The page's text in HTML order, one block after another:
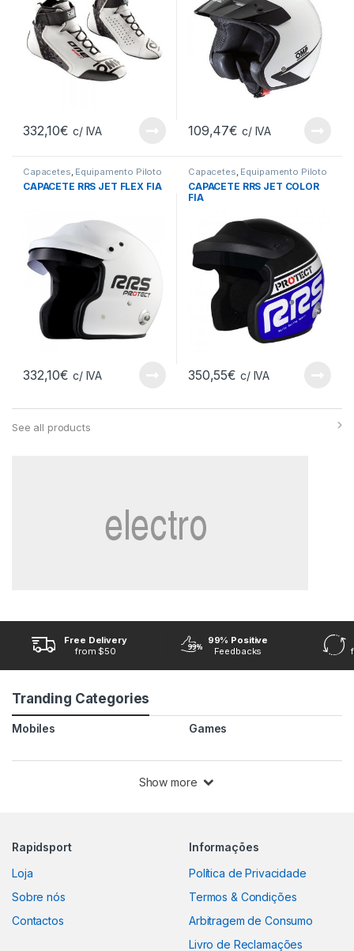
332,10€ c/ IVA 109,47€ c/ IVA
Capacetes, Equipamento Piloto
CAPACETE RRS JET FLEX FIA
332,10€ c/ IVA
Capacetes, Equipamento Piloto
CAPACETE RRS JET COLOR
FIA
350,55€ c/ IVA
See all products
Free Delivery
from $50
99% Positive
Feedbacks
Tranding Categories
Mobiles Games
Show more
Rapidsport
Loja
Sobre nós
Contactos
Informações
Política de Privacidade
Termos & Condições
Arbitragem de Consumo
Livro de Reclamações